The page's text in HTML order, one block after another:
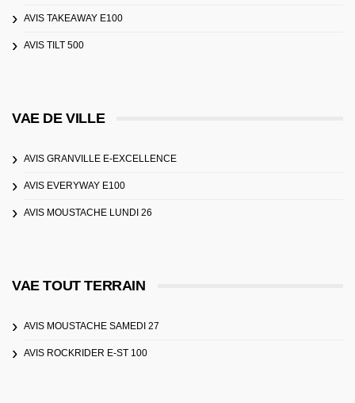
AVIS TAKEAWAY E100
AVIS TILT 500
VAE DE VILLE
AVIS GRANVILLE E-EXCELLENCE
AVIS EVERYWAY E100
AVIS MOUSTACHE LUNDI 26
VAE TOUT TERRAIN
AVIS MOUSTACHE SAMEDI 27
AVIS ROCKRIDER E-ST 100